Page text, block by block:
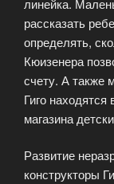
линейка.
рассказать
определять,
Кюизенера
счету. А также
Гиго
магазина
Развитие
конструкторы